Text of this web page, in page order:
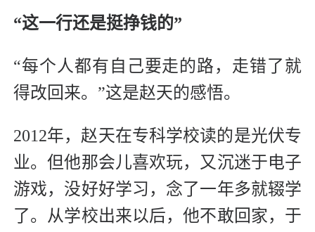
“这一行还是挺挣钱的”
“每个人都有自己要走的路，走错了就
得改回来。”这是赵天的感悟。
2012年，赵天在专科学校读的是光伏专
业。但他那会儿喜欢玩，又沉迷于电子
游戏，没好好学习，念了一年多就辍学
了。从学校出来以后，他不敢回家，于